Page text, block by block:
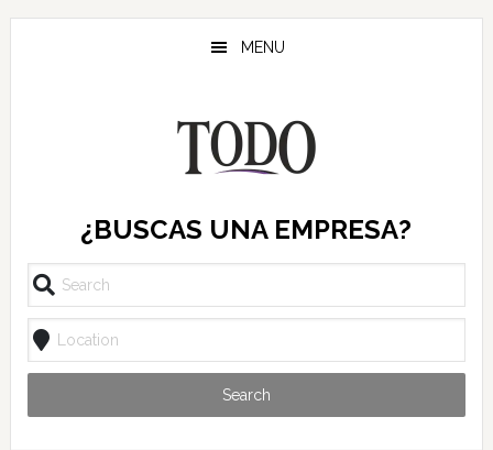
Saltar
Saltar
Saltar
MENU
¿BUSCAS UNA EMPRESA?
Search